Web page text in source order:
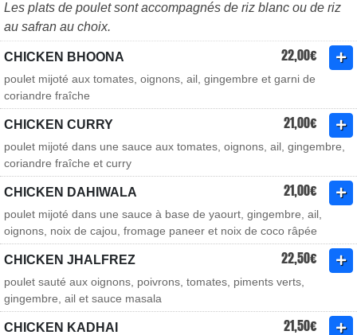
Les plats de poulet sont accompagnés de riz blanc ou de riz
au safran au choix.
CHICKEN BHOONA 22,00€
poulet mijoté aux tomates, oignons, ail, gingembre et garni de
coriandre fraîche
CHICKEN CURRY 21,00€
poulet mijoté dans une sauce aux tomates, oignons, ail, gingembre,
coriandre fraîche et curry
CHICKEN DAHIWALA 21,00€
poulet mijoté dans une sauce à base de yaourt, gingembre, ail,
oignons, noix de cajou, fromage paneer et noix de coco râpée
CHICKEN JHALFREZ 22,50€
poulet sauté aux oignons, poivrons, tomates, piments verts,
gingembre, ail et sauce masala
CHICKEN KADHAI 21,50€